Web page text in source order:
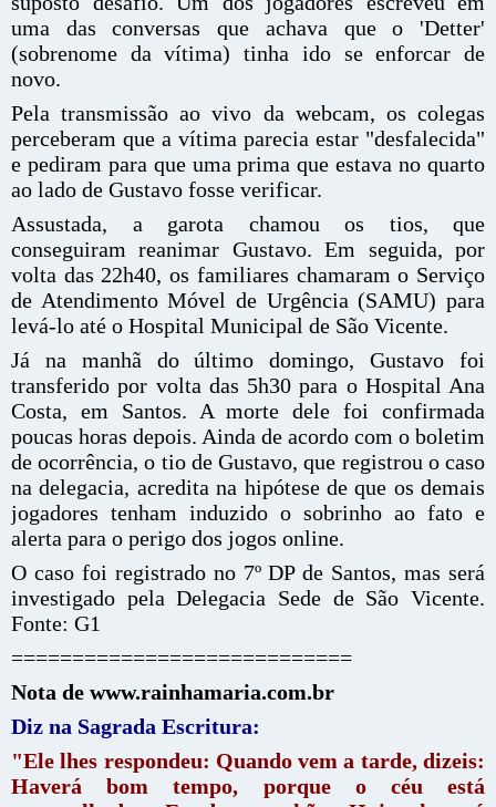
uma das conversas que achava que o 'Detter'
(sobrenome da vítima) tinha ido se enforcar de
novo.
Pela transmissão ao vivo da webcam, os colegas
perceberam que a vítima parecia estar "desfalecida"
e pediram para que uma prima que estava no quarto
ao lado de Gustavo fosse verificar.
Assustada, a garota chamou os tios, que
conseguiram reanimar Gustavo. Em seguida, por
volta das 22h40, os familiares chamaram o Serviço
de Atendimento Móvel de Urgência (SAMU) para
levá-lo até o Hospital Municipal de São Vicente.
Já na manhã do último domingo, Gustavo foi
transferido por volta das 5h30 para o Hospital Ana
Costa, em Santos. A morte dele foi confirmada
poucas horas depois. Ainda de acordo com o boletim
de ocorrência, o tio de Gustavo, que registrou o caso
na delegacia, acredita na hipótese de que os demais
jogadores tenham induzido o sobrinho ao fato e
alerta para o perigo dos jogos online.
O caso foi registrado no 7º DP de Santos, mas será
investigado pela Delegacia Sede de São Vicente.
Fonte: G1
============================
Nota de www.rainhamaria.com.br
Diz na Sagrada Escritura:
"Ele lhes respondeu: Quando vem a tarde, dizeis:
Haverá bom tempo, porque o céu está